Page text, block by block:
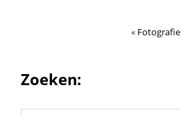
« Fotografie
Zoeken: